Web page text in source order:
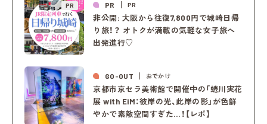
PR PR PR
非公開: 大阪から往復7,800円で城崎日帰
り旅！？ オトクが満載の気軽な女子旅へ
出発進行♡
GO-OUT おでかけ
京都市京セラ美術館で開催中の「蜷川実花
展 with EiM：彼岸の光、此岸の影」が色鮮
やかで素敵空間すぎた…！【レポ】